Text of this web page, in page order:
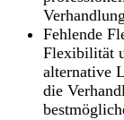
Fehlende
Flexibilität
alternative
die